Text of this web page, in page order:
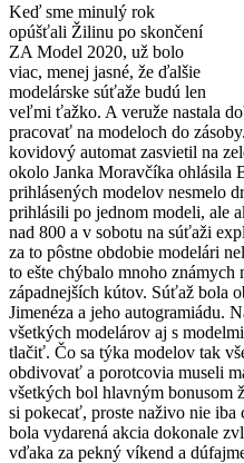
Keď sme minulý rok
opúšťali Žilinu po skončení
ZA Model 2020, už bolo
viac, menej jasné, že ďalšie
modelárske súťaže budú len
veľmi ťažko. A veruže nastala
pracovať na modeloch do
kovidový automat zasvietil na
okolo Janka Moravčíka ohlásila
prihlásených modelov nesmelo
prihlásili po jednom modeli, ale
nad 800 a v sobotu na súťaži
za to pôstne obdobie modelári
to ešte chýbalo mnoho známych
západnejších kútov. Súťaž bola
Jimenéza a jeho autogramiádu.
všetkých modelárov aj s
tlačiť. Čo sa týka modelov tak
obdivovať a porotcovia museli
všetkých bol hlavným
si pokecať, proste naživo nie iba
bola vydarená akcia dokonale
vďaka za pekný víkend a